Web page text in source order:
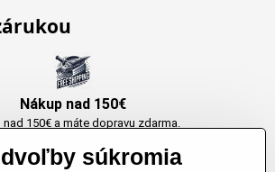
Nákup nad 150€
nad 150€ a máte dopravu zdarma.
súkromia